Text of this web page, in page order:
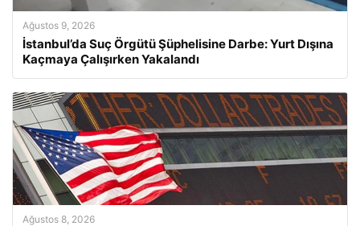
Ağustos 9, 2026
İstanbul’da Suç Örgütü Şüphelisine Darbe: Yurt Dışına
Kaçmaya Çalışırken Yakalandı
Ağustos 8, 2026